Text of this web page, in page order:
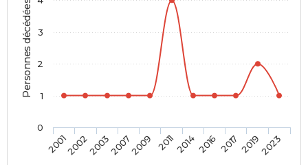
Personnes décédées
20012002200320072009 201120142016 2017 20192023
0
1
2
3